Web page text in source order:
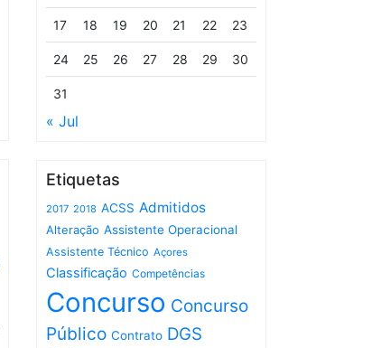
17 18 19 20 21 22 23
24 25 26 27 28 29 30
31
« Jul
Etiquetas
2017 2018 ACSS Admitidos
Alteração Assistente Operacional
Assistente Técnico Açores
Classificação Competências
Concurso Concurso
Público Contrato DGS